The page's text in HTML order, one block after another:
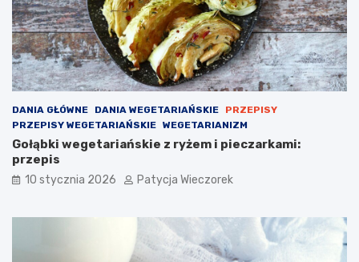
DANIA GŁÓWNE DANIA WEGETARIAŃSKIE
PRZEPISY
PRZEPISY WEGETARIAŃSKIE WEGETARIANIZM
Gołąbki wegetariańskie z ryżem i pieczarkami:
przepis
10 stycznia 2026 Patycja Wieczorek